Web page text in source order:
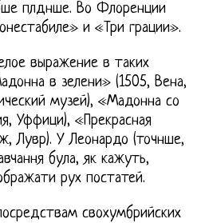
плднше. Во Флоренции
и «Три грации».
выражение в таких
в зелени» (1505, Вена,
музей), «Мадонна со
Уффици), «Прекрасная
Лувр). У Леонардо (точнше,
була, як кажуть,
рух постатей.
свохумбрийских